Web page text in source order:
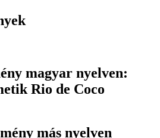
magyar nyelven:
Rio de Coco
más nyelven